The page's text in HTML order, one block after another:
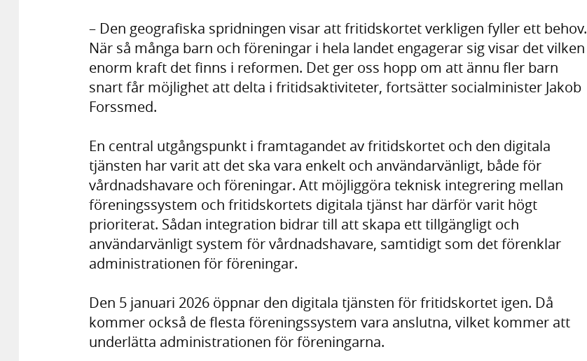
– Den geografiska spridningen visar att fritidskortet verkligen fyller ett behov.
När så många barn och föreningar i hela landet engagerar sig visar det vilken
enorm kraft det finns i reformen. Det ger oss hopp om att ännu fler barn
snart får möjlighet att delta i fritidsaktiviteter, fortsätter socialminister Jakob
Forssmed.
En central utgångspunkt i framtagandet av fritidskortet och den digitala
tjänsten har varit att det ska vara enkelt och användarvänligt, både för
vårdnadshavare och föreningar. Att möjliggöra teknisk integrering mellan
föreningssystem och fritidskortets digitala tjänst har därför varit högt
prioriterat. Sådan integration bidrar till att skapa ett tillgängligt och
användarvänligt system för vårdnadshavare, samtidigt som det förenklar
administrationen för föreningar.
Den 5 januari 2026 öppnar den digitala tjänsten för fritidskortet igen. Då
kommer också de flesta föreningssystem vara anslutna, vilket kommer att
underlätta administrationen för föreningarna.